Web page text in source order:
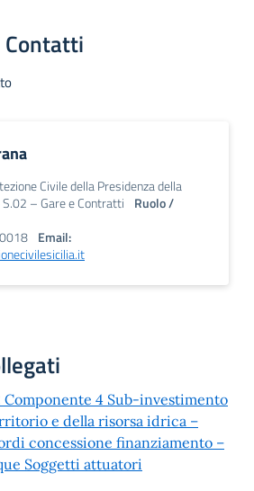
Civile della Presidenza della
– Gare e Contratti Ruolo /
Email:
Componente 4 Sub-investimento
e della risorsa idrica –
concessione finanziamento –
Soggetti attuatori